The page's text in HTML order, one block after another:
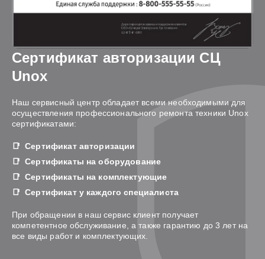
Сертификат авторизации СЦ
Unox
Наш сервисный центр обладает всеми необходимыми для
осуществления профессионального ремонта техники Unox
сертификатами:
Сертификат авторизации
Сертификаты на оборудование
Сертификаты на комплектующие
Сертификат у каждого специалиста
При обращении в наш сервис клиент получает
компетентное обслуживание, а также гарантию до 3 лет на
все виды работ и комплектующих.